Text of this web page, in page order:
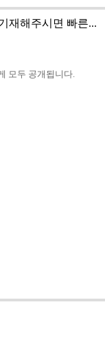
재해주시면 빠른...
모두 공개됩니다.